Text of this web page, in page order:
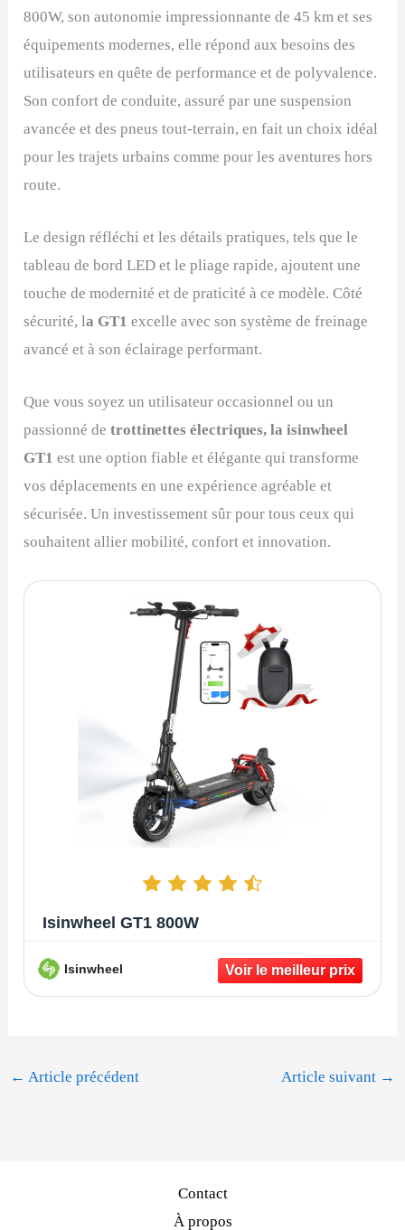
800W, son autonomie impressionnante de 45 km et ses
équipements modernes, elle répond aux besoins des
utilisateurs en quête de performance et de polyvalence.
Son confort de conduite, assuré par une suspension
avancée et des pneus tout-terrain, en fait un choix idéal
pour les trajets urbains comme pour les aventures hors
route.
Le design réfléchi et les détails pratiques, tels que le
tableau de bord LED et le pliage rapide, ajoutent une
touche de modernité et de praticité à ce modèle. Côté
sécurité, la GT1 excelle avec son système de freinage
avancé et à son éclairage performant.
Que vous soyez un utilisateur occasionnel ou un
passionné de trottinettes électriques, la isinwheel
GT1 est une option fiable et élégante qui transforme
vos déplacements en une expérience agréable et
sécurisée. Un investissement sûr pour tous ceux qui
souhaitent allier mobilité, confort et innovation.
Isinwheel GT1 800W
Isinwheel
← Article précédent Article suivant →
Contact
À propos